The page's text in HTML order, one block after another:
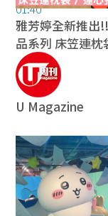
01:40
雅芳婷全新推出
品系列 床笠連
絨毯
U Magazine